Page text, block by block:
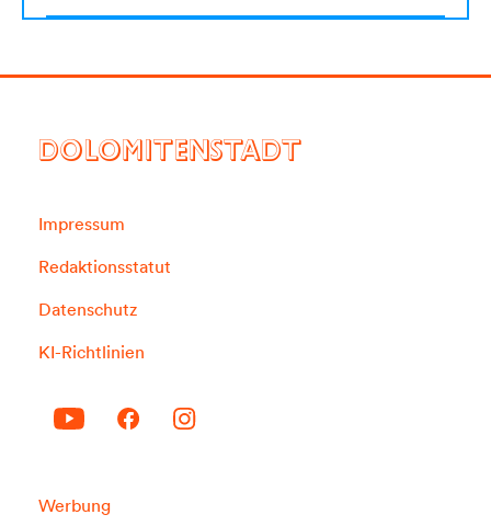
DOLOMITENSTADT
Impressum
Redaktionsstatut
Datenschutz
KI-Richtlinien
Werbung